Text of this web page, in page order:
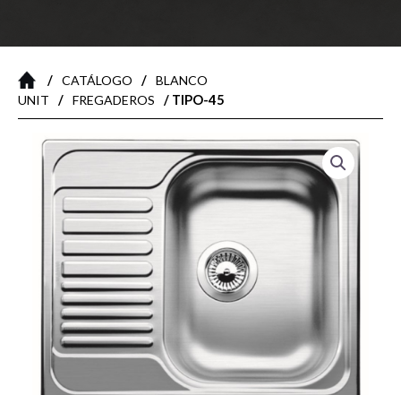
/ CATÁLOGO / BLANCO
UNIT
/ FREGADEROS / TIPO-45